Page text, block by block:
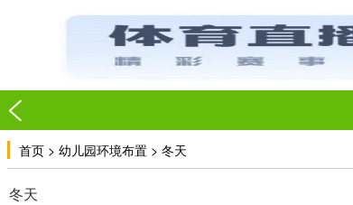
首页 > 幼儿园环境布置 > 冬天
冬天